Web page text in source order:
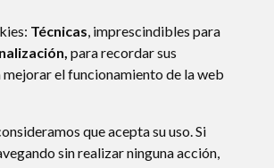
Técnicas, imprescindibles para
para recordar sus
mejorar el funcionamiento de la web
que acepta su uso. Si
sin realizar ninguna acción,